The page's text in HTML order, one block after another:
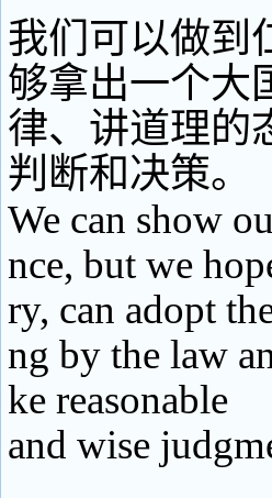
我们可以做到
够拿出一个大
律、讲道理的
判断和决策。
We can show
nce, but we
ry, can adopt
ng by the law
ke reasonable
and wise